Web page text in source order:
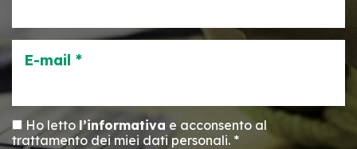
E-mail *
Ho letto l’informativa e acconsento al
trattamento dei miei dati personali. *